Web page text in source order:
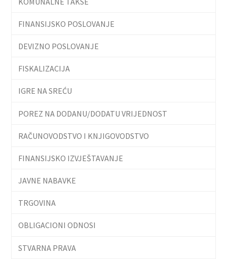
FINANSIJSKO POSLOVANJE
DEVIZNO POSLOVANJE
FISKALIZACIJA
IGRE NA SREĆU
POREZ NA DODANU/DODATU VRIJEDNOST
RAČUNOVODSTVO I KNJIGOVODSTVO
FINANSIJSKO IZVJEŠTAVANJE
JAVNE NABAVKE
TRGOVINA
OBLIGACIONI ODNOSI
STVARNA PRAVA